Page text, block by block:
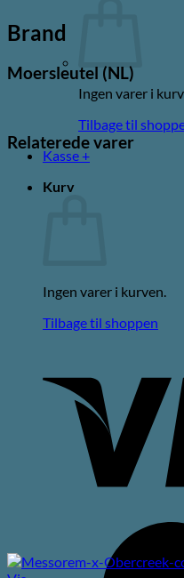
Ingen varer i
Tilbage til
Kasse +
Kurv
Ingen varer i kurven.
Tilbage til shoppen
Brand
Moersleutel (NL)
Relaterede varer